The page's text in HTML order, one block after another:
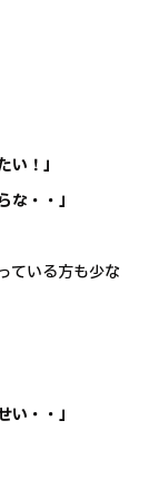
！」
な・・」
いる方も少な
い・・」